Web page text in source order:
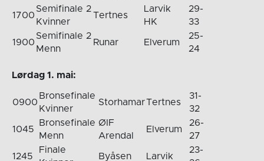
1700
Semifinale 2
Kvinner
Tertnes
Larvik
HK
29-
33
1900
Semifinale 2
Menn
Runar Elverum
25-
24
Lørdag 1. mai:
0900
Bronsefinale
Kvinner
StorhamarTertnes
31-
32
1045
Bronsefinale
Menn
ØIF
Arendal
Elverum
26-
27
1245
Finale
Byåsen Larvik
23-